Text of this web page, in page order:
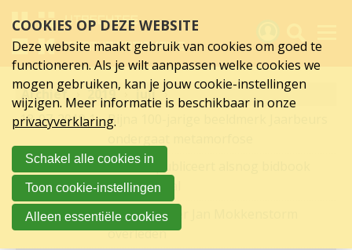
juli
2019
links
over
Spring
hoofd
inhoud
Spring
naar
hoofdnavigatie
Archief 2019
juli
18-07-201918-07-2019 16:21
Bijna 100-jarige beeldmerk Jaarbeurs
18-07-201918-07-2019 15:34
Utrecht publiceert alsnog bidbook
Songfestival
09-07-201909-07-2019 22:00
113-oprichter Jan Mokkenstorm
overleden
Activiteiten
Nieuws
Verslagen
Sluit je aan
Over UCK
COOKIES OP DEZE WEBSITE
Deze website maakt gebruik van cookies om goed te
functioneren. Als je wilt aanpassen welke cookies we
mogen gebruiken, kan je jouw cookie-instellingen
wijzigen. Meer informatie is beschikbaar in onze
privacyverklaring.
Schakel alle cookies in
Toon cookie-instellingen
Alleen essentiële cookies